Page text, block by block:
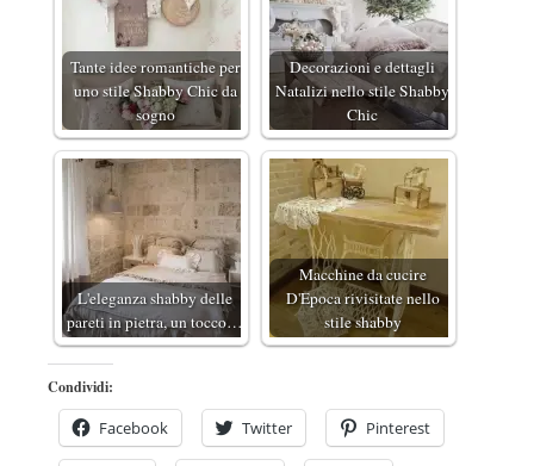
Tante idee romantiche per
uno stile Shabby Chic da
sogno
Decorazioni e dettagli
Natalizi nello stile Shabby
Chic
L'eleganza shabby delle
pareti in pietra, un tocco…
Macchine da cucire
D'Epoca rivisitate nello
stile shabby
Condividi:
Facebook Twitter Pinterest